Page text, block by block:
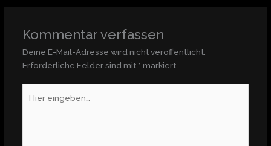
Kommentar verfassen
Deine E-Mail-Adresse wird nicht veröffentlicht.
Erforderliche Felder sind mit * markiert
eingeben…